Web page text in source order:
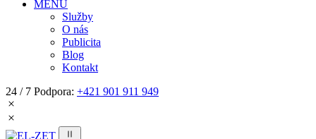
MENU
Služby
O nás
Publicita
Blog
Kontakt
24 / 7 Podpora: +421 901 911 949